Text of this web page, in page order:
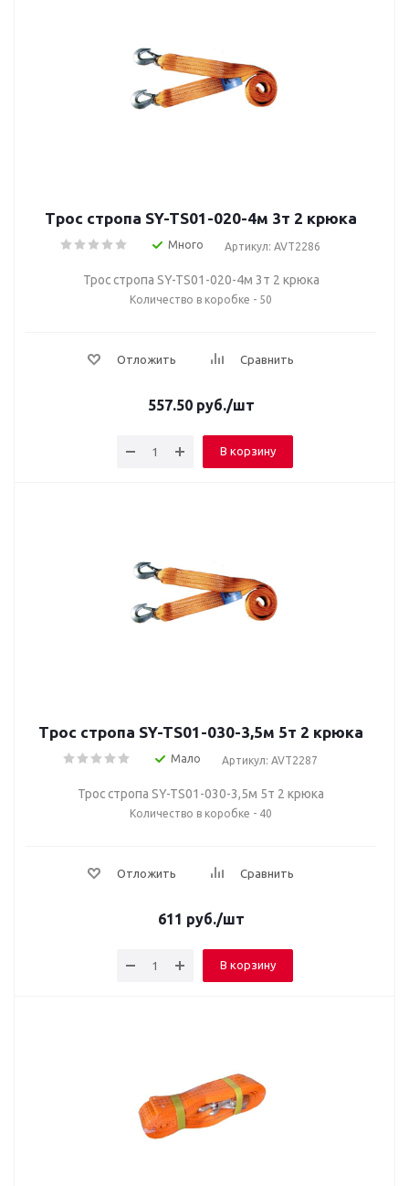
Трос стропа SY-TS01-020-4м 3т 2 крюка
Много Артикул: AVT2286
Трос стропа SY-TS01-020-4м 3т 2 крюка
Количество в коробке - 50
Отложить Сравнить
557.50 руб./шт
В корзину
Трос стропа SY-TS01-030-3,5м 5т 2 крюка
Мало Артикул: AVT2287
Трос стропа SY-TS01-030-3,5м 5т 2 крюка
Количество в коробке - 40
Отложить Сравнить
611 руб./шт
В корзину